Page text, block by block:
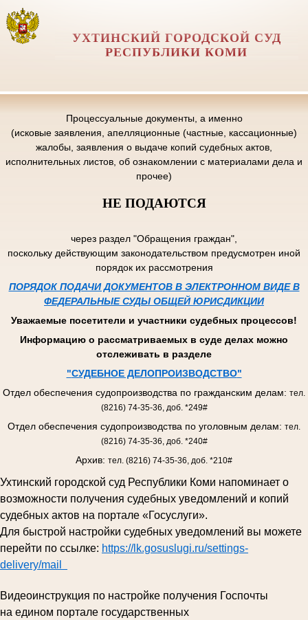
УХТИНСКИЙ ГОРОДСКОЙ СУД
РЕСПУБЛИКИ КОМИ
Процессуальные документы, а именно
(исковые заявления, апелляционные (частные, кассационные)
жалобы, заявления о выдаче копий судебных актов,
исполнительных листов, об ознакомлении с материалами дела и
прочее)
НЕ ПОДАЮТСЯ
через раздел "Обращения граждан",
поскольку действующим законодательством предусмотрен иной
порядок их рассмотрения
ПОРЯДОК ПОДАЧИ ДОКУМЕНТОВ В ЭЛЕКТРОННОМ ВИДЕ В
ФЕДЕРАЛЬНЫЕ СУДЫ ОБЩЕЙ ЮРИСДИКЦИИ
Уважаемые посетители и участники судебных процессов!
Информацию о рассматриваемых в суде делах можно
отслеживать в разделе
"СУДЕБНОЕ ДЕЛОПРОИЗВОДСТВО"
Отдел обеспечения судопроизводства по гражданским делам: тел.
(8216) 74-35-36, доб. *249#
Отдел обеспечения судопроизводства по уголовным делам: тел.
(8216) 74-35-36, доб. *240#
Архив: тел. (8216) 74-35-36, доб. *210#
Ухтинский городской суд Республики Коми напоминает о
возможности получения судебных уведомлений и копий
судебных актов на портале «Госуслуги».
Для быстрой настройки судебных уведомлений вы можете
перейти по ссылке: https://lk.gosuslugi.ru/settings-
delivery/mail
Видеоинструкция по настройке получения Госпочты
на едином портале государственных